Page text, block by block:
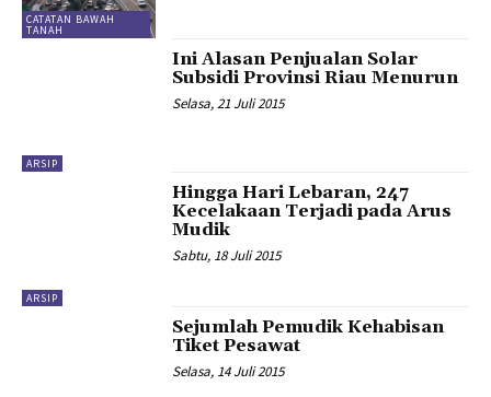
CATATAN BAWAH
TANAH
ARSIP
Ini Alasan Penjualan Solar
Subsidi Provinsi Riau Menurun
Selasa, 21 Juli 2015
ARSIP
Hingga Hari Lebaran, 247
Kecelakaan Terjadi pada Arus
Mudik
Sabtu, 18 Juli 2015
Sejumlah Pemudik Kehabisan
Tiket Pesawat
Selasa, 14 Juli 2015